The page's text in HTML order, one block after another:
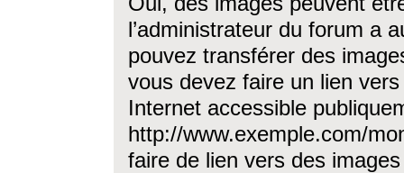
l’administrateur du forum a
pouvez transférer des
vous devez faire un lien
Internet accessible
http://www.exemple.com/
faire de lien vers des